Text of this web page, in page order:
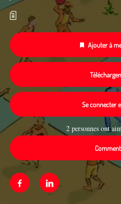
Ajouter à
Se connecter
2 personnes ont
FacebookLinkedin